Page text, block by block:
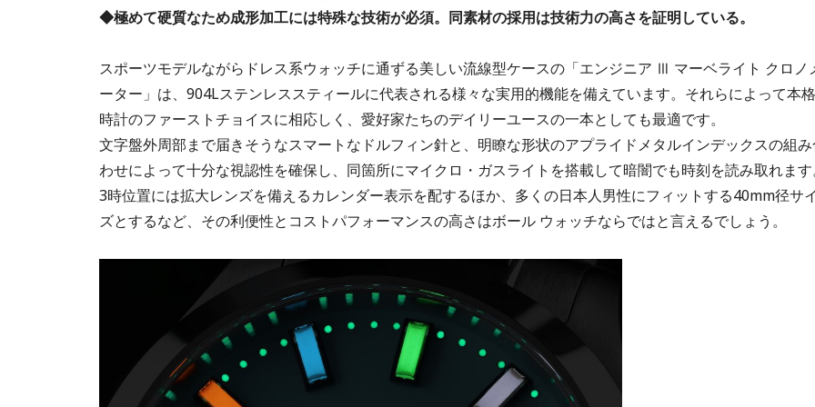
◆極めて硬質なため成形加工には特殊な技術が必須。同素材の採用は技術力の高さを証明している。
スポーツモデルながらドレス系ウォッチに通ずる美しい流線型ケースの「エンジニア Ⅲ マーベライト クロノ
ーター」は、904Lステンレススティールに代表される様々な実用的機能を備えています。それらによって本格
時計のファーストチョイスに相応しく、愛好家たちのデイリーユースの一本としても最適です。
文字盤外周部まで届きそうなスマートなドルフィン針と、明瞭な形状のアプライドメタルインデックスの組み
わせによって十分な視認性を確保し、同箇所にマイクロ・ガスライトを搭載して暗闇でも時刻を読み取れます
3時位置には拡大レンズを備えるカレンダー表示を配するほか、多くの日本人男性にフィットする40mm径サイ
ズとするなど、その利便性とコストパフォーマンスの高さはボール ウォッチならではと言えるでしょう。